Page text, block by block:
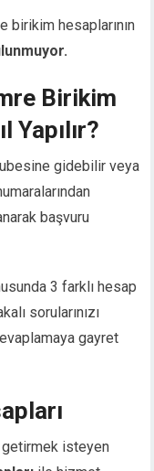
birikim hesaplarının
Birikim
Yapılır?
gidebilir veya
başvuru
3 farklı hesap
sorularınızı
gayret
getirmek isteyen